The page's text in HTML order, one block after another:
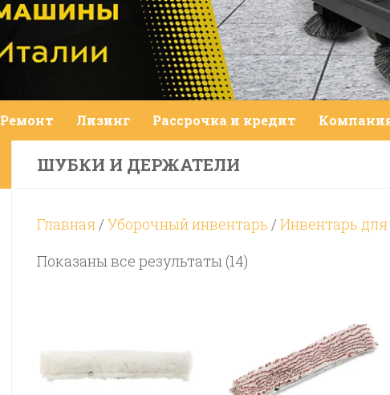
Ремонт Лизинг Рассрочка и кредит
ШУБКИ И ДЕРЖАТЕЛИ
Главная / Уборочный инвентарь / Инвентарь
Показаны все результаты (14)